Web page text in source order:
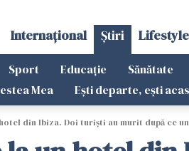
Internațional Știri Lifestyle
Sport Educație Sănătate
Mea
Ești departe, ești
din Ibiza. Doi turişti au murit după ce